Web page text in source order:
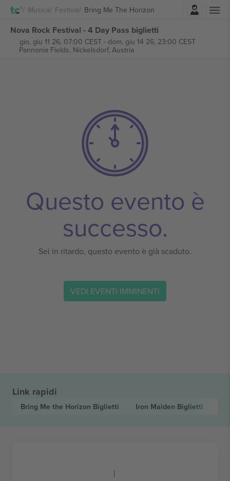
Musica Festival Bring Me The Horizon
Accesso
Nova Rock Festival - 4 Day Pass biglietti
gio, giu 11 26, 07:00 CEST- dom, giu 14 26, 23:00 CEST
Pannonia Fields, Nickelsdorf, Austria
Questo evento è
successo.
Sei in ritardo, questo evento è già scaduto.
VEDI EVENTI IMMINENTI
Link rapidi
Bring Me the Horizon Biglietti Iron Maiden Biglietti